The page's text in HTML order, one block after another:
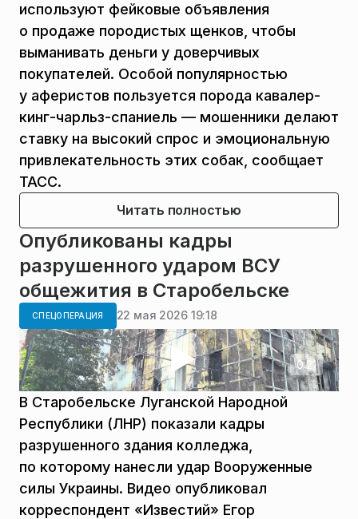
используют фейковые объявления
о продаже породистых щенков, чтобы
выманивать деньги у доверчивых
покупателей. Особой популярностью
у аферистов пользуется порода кавалер-
кинг-чарльз-спаниель — мошенники делают
ставку на высокий спрос и эмоциональную
привлекательность этих собак, сообщает
ТАСС.
Читать полностью
Опубликованы кадры
разрушенного ударом ВСУ
общежития в Старобельске
СПЕЦОПЕРАЦИЯ 22 мая 2026 19:18
0:21
В Старобельске Луганской Народной
Республики (ЛНР) показали кадры
разрушенного здания колледжа,
по которому нанесли удар Вооруженные
силы Украины. Видео опубликовал
корреспондент «Известий» Егор